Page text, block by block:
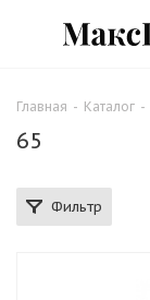
Главная - Каталог -
65
Фильтр